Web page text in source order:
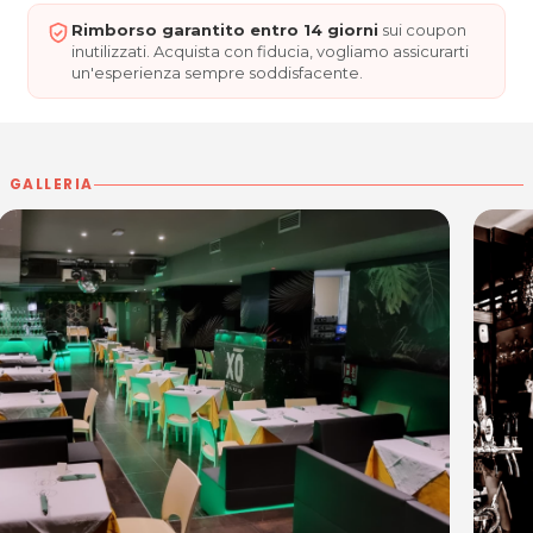
consigliare dal nostro Sommelier il miglior
accostamento.
Enjoy your Moment!
Rimborso garantito entro 14 giorni sui coupon
inutilizzati. Acquista con fiducia, vogliamo assicurarti
un'esperienza sempre soddisfacente.
GALLERIA